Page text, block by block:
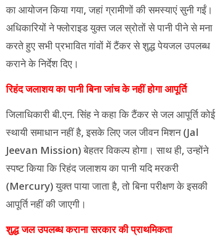
का आयोजन किया गया, जहां ग्रामीणों की समस्याएं सुनी गईं।
अधिकारियों ने फ्लोराइड युक्त जल स्रोतों से पानी पीने से मना
करते हुए सभी प्रभावित गांवों में टैंकर से शुद्ध पेयजल उपलब्ध
कराने के निर्देश दिए।
रिहंद जलाशय का पानी बिना जांच के नहीं होगा आपूर्ति
जिलाधिकारी बी.एन. सिंह ने कहा कि टैंकर से जल आपूर्ति कोई
स्थायी समाधान नहीं है, इसके लिए जल जीवन मिशन (Jal
Jeevan Mission) बेहतर विकल्प होगा। साथ ही, उन्होंने
स्पष्ट किया कि रिहंद जलाशय का पानी यदि मरकरी
(Mercury) युक्त पाया जाता है, तो बिना परीक्षण के इसकी
आपूर्ति नहीं की जाएगी।
शुद्ध जल उपलब्ध कराना सरकार की प्राथमिकता